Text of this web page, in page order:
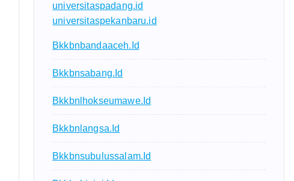
universitaspadang.id
universitaspekanbaru.id
Bkkbnbandaaceh.id
Bkkbnsabang.id
Bkkbnlhokseumawe.id
Bkkbnlangsa.id
Bkkbnsubulussalam.id